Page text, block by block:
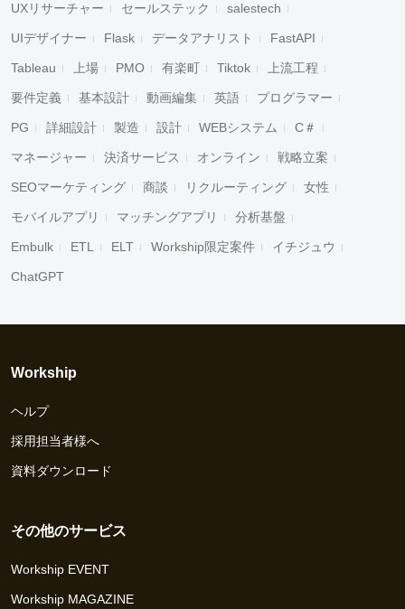
UXリサーチャー セールステック salestech
UIデザイナー Flask データアナリスト FastAPI
Tableau 上場 PMO 有楽町 Tiktok 上流工程
要件定義 基本設計 動画編集 英語 プログラマー
PG 詳細設計 製造 設計 WEBシステム C＃
マネージャー 決済サービス オンライン 戦略立案
SEOマーケティング 商談 リクルーティング 女性
モバイルアプリ マッチングアプリ 分析基盤
Embulk ETL ELT Workship限定案件 イチジュウ
ChatGPT
Workship
ヘルプ
採用担当者様へ
資料ダウンロード
その他のサービス
Workship EVENT
Workship MAGAZINE